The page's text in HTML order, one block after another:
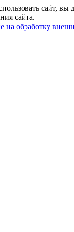
сайт,
сайта.
на обработку